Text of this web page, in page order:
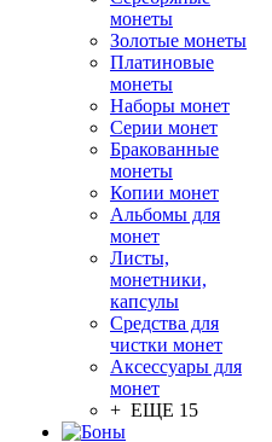
монеты
Золотые монеты
Платиновые
монеты
Наборы монет
Серии монет
Бракованные
монеты
Копии монет
Альбомы для
монет
Листы,
монетники,
капсулы
Средства для
чистки монет
Аксессуары для
монет
+ ЕЩЕ 15